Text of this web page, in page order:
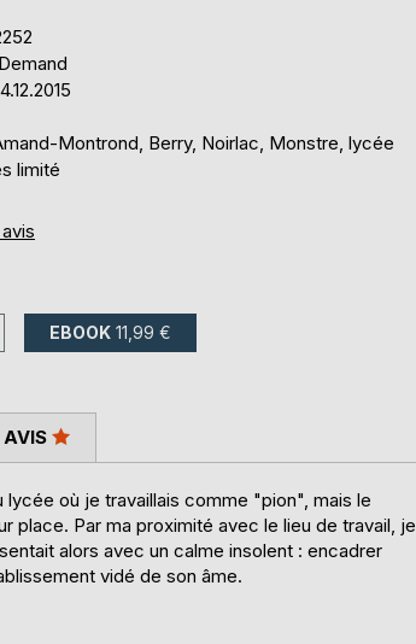
Montrond, Berry, Noirlac, Monstre, lycée
limité
avis
EBOOK 11,99 €
où je travaillais comme "pion", mais le
place. Par ma proximité avec le lieu de travail, je
alors avec un calme insolent : encadrer
vidé de son âme.
AVIS